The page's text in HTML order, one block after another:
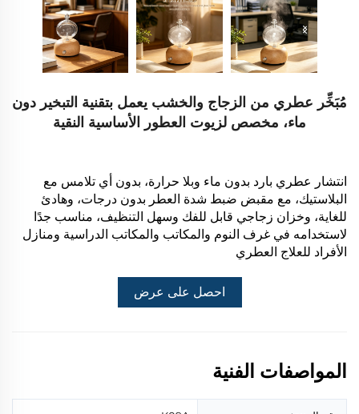
مُبَخِّر عطري من الزجاج والخشب يعمل بتقنية التبخير دون
ماء، مخصص لزيوت العطور الأساسية النقية
انتشار عطري بارد بدون ماء وبلا حرارة، بدون أي تلامس مع
البلاستيك، مع مقبض ضبط شدة العطر بدون درجات، وهادئ
للغاية، وخزان زجاجي قابل للفك وسهل التنظيف، مناسب جدًا
لاستخدامه في غرف النوم والمكاتب والمكاتب الدراسية ومنازل
الأفراد للعلاج العطري
احصل على عرض
المواصفات الفنية